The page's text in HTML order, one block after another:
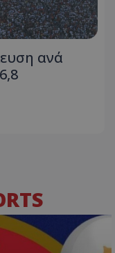
ανά